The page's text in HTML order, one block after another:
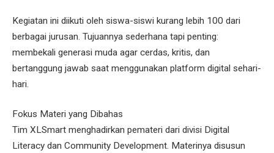
Kegiatan ini diikuti oleh siswa-siswi kurang lebih 100 dari
berbagai jurusan. Tujuannya sederhana tapi penting:
membekali generasi muda agar cerdas, kritis, dan
bertanggung jawab saat menggunakan platform digital sehari-
hari.
Fokus Materi yang Dibahas
Tim XLSmart menghadirkan pemateri dari divisi Digital
Literacy dan Community Development. Materinya disusun